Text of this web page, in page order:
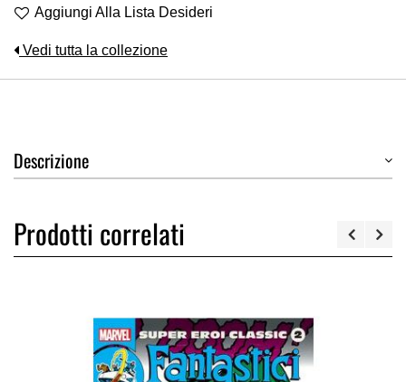
Aggiungi Alla Lista Desideri
Vedi tutta la collezione
Descrizione
Prodotti correlati